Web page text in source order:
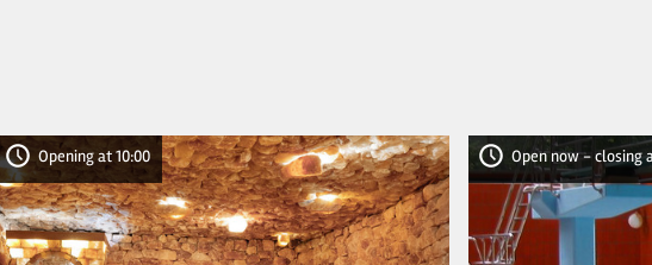
Opening at 10:00 Open now - closing